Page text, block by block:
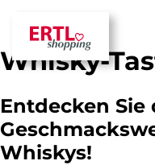
Whisky-
Entdecken Sie
Whiskys!